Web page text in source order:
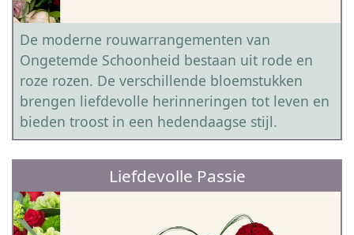
De moderne rouwarrangementen van
Ongetemde Schoonheid bestaan uit rode en
roze rozen. De verschillende bloemstukken
brengen liefdevolle herinneringen tot leven en
bieden troost in een hedendaagse stijl.
Liefdevolle Passie